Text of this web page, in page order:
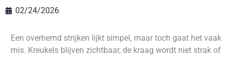
02/24/2026
Een overhemd strijken lijkt simpel, maar toch gaat het vaak
mis. Kreukels blijven zichtbaar, de kraag wordt niet strak of